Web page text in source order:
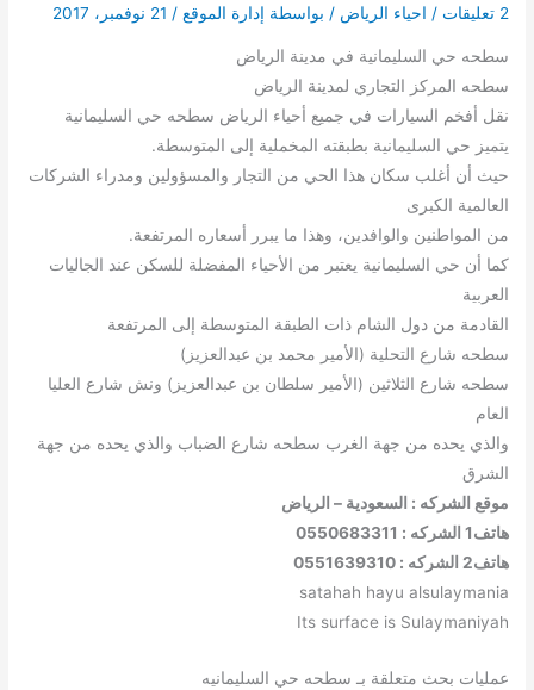
2 تعليقات / احياء الرياض / بواسطة إدارة الموقع/ 21 نوفمبر، 2017
سطحه حي السليمانية في مدينة الرياض
سطحه المركز التجاري لمدينة الرياض
نقل أفخم السيارات في جميع أحياء الرياض سطحه حي السليمانية
يتميز حي السليمانية بطبقته المخملية إلى المتوسطة.
حيث أن أغلب سكان هذا الحي من التجار والمسؤولين ومدراء الشركات
العالمية الكبرى
من المواطنين والوافدين، وهذا ما يبرر أسعاره المرتفعة.
كما أن حي السليمانية يعتبر من الأحياء المفضلة للسكن عند الجاليات
العربية
القادمة من دول الشام ذات الطبقة المتوسطة إلى المرتفعة
سطحه شارع التحلية (الأمير محمد بن عبدالعزيز)
سطحه شارع الثلاثين (الأمير سلطان بن عبدالعزيز) ونش شارع العليا
العام
والذي يحده من جهة الغرب سطحه شارع الضباب والذي يحده من جهة
الشرق
موقع الشركه : السعودية – الرياض
هاتف1 الشركه : 0550683311
هاتف2 الشركه : 0551639310
satahah hayu alsulaymania
Its surface is Sulaymaniyah
عمليات بحث متعلقة بـ سطحه حي السليمانيه